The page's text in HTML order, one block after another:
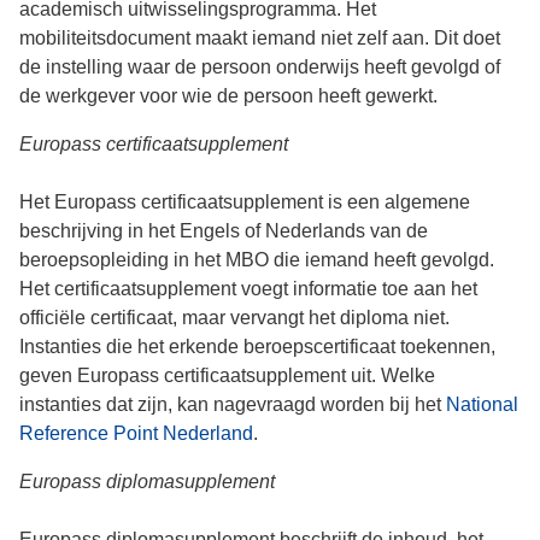
academisch uitwisselingsprogramma. Het
mobiliteitsdocument maakt iemand niet zelf aan. Dit doet
de instelling waar de persoon onderwijs heeft gevolgd of
de werkgever voor wie de persoon heeft gewerkt.
Europass certificaatsupplement
Het Europass certificaatsupplement is een algemene
beschrijving in het Engels of Nederlands van de
beroepsopleiding in het MBO die iemand heeft gevolgd.
Het certificaatsupplement voegt informatie toe aan het
officiële certificaat, maar vervangt het diploma niet.
Instanties die het erkende beroepscertificaat toekennen,
geven Europass certificaatsupplement uit. Welke
instanties dat zijn, kan nagevraagd worden bij het National
Reference Point Nederland.
Europass diplomasupplement